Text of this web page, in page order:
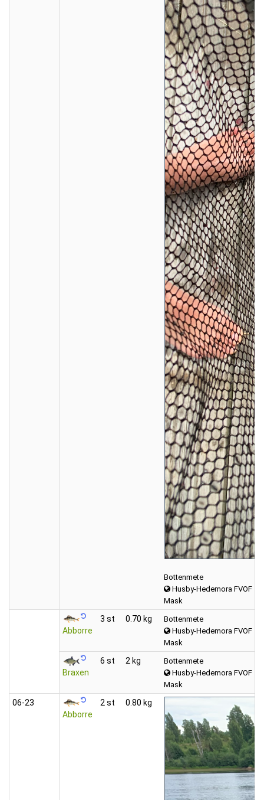
Bottenmete
Husby-Hedemora FVOF
Mask
Abborre
3 st 0.70 kg
Bottenmete
Husby-Hedemora FVOF
Mask
Braxen
6 st 2 kg
Bottenmete
Husby-Hedemora FVOF
Mask
06‑23
Abborre
2 st 0.80 kg